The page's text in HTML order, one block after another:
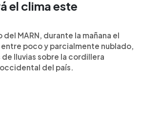
el clima este
MARN, durante la mañana el
poco y parcialmente nublado,
lluvias sobre la cordillera
del país.